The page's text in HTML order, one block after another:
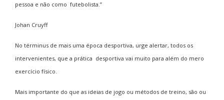
pessoa e não como futebolista.”
Johan Cruyff
No términus de mais uma época desportiva, urge alertar, todos os
intervenientes, que a prática desportiva vai muito para além do mero
exercício físico.
Mais importante do que as ideias de jogo ou métodos de treino, são ou